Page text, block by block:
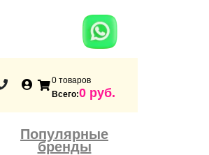
0 товаров
Всего:0 руб.
Популярные
бренды